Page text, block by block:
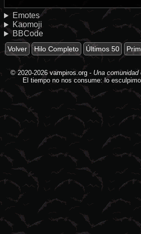
Emotes
Kaomoji
BBCode
Volver Hilo Completo Últimos 50
© 2020-2026vampiros.org- Una
El tiempo no nos consume: lo